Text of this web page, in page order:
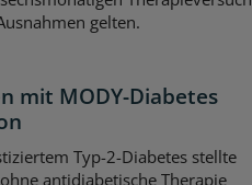
gelten.
mit MODY-Diabetes
Typ-2-Diabetes stellte
antidiabetische Therapie